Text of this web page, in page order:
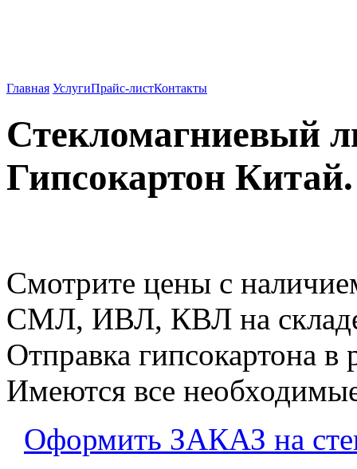
Главная УслугиПрайс-листКонтакты
Гипсокартон Китай.
Смотрите цены с
СМЛ, ИВЛ, КВЛ на
Отправка гипсокартона в
Имеются все
Оформить ЗАКАЗ на